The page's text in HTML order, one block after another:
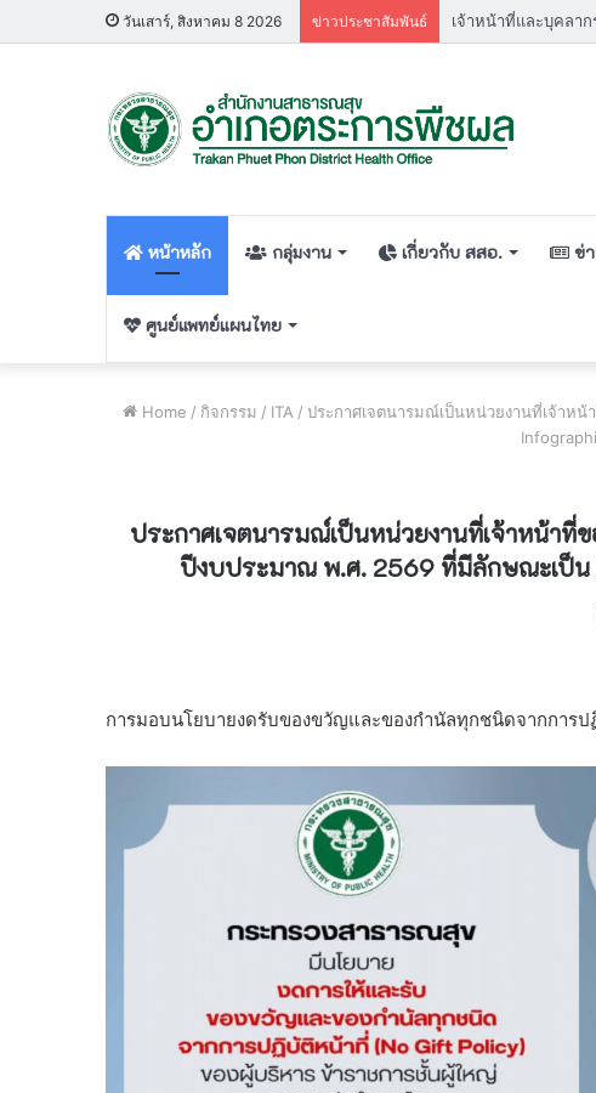
วันเสาร์, สิงหาคม 8 2026 ข่าวประชาสัมพันธ์
หน้าหลัก กลุ่มงาน เกี่ยวกับ สสอ. ข่
ศูนย์แพทย์แผนไทย
Home / กิจกรรม / ITA / ประกาศเจตนารมณ์เป็นหน่วยงานที่เจ้า
ประกาศเจตนารมณ์เป็นหน่วยงานที่เจ้าหน้า
ปีงบประมาณ พ.ศ. 2569 ที่มีลักษณะเป็น
การมอบนโยบายงดรับของขวัญและของกำนัลทุกชนิดจากการ